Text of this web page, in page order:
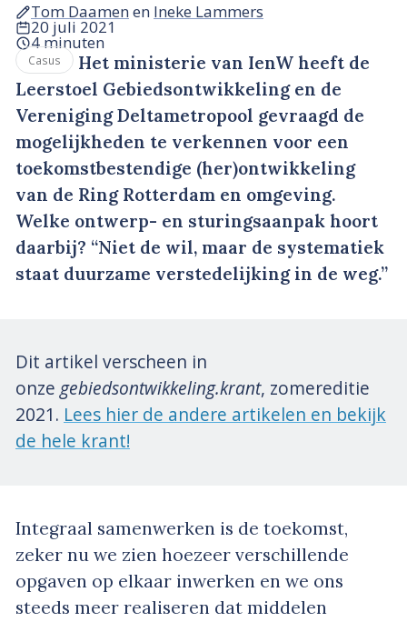
Tom Daamenen Ineke Lammers
20 juli 2021
4 minuten
Casus
Het ministerie van IenW heeft de
Leerstoel Gebiedsontwikkeling en de
Vereniging Deltametropool gevraagd de
mogelijkheden te verkennen voor een
toekomstbestendige (her)ontwikkeling
van de Ring Rotterdam en omgeving.
Welke ontwerp- en sturingsaanpak hoort
daarbij? “Niet de wil, maar de systematiek
staat duurzame verstedelijking in de weg.”
Dit artikel verscheen in
onze gebiedsontwikkeling.krant, zomereditie
2021. Lees hier de andere artikelen en bekijk
de hele krant!
Integraal samenwerken is de toekomst,
zeker nu we zien hoezeer verschillende
opgaven op elkaar inwerken en we ons
steeds meer realiseren dat middelen